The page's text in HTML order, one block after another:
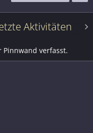
Aktivitäten
Pinnwand verfasst.